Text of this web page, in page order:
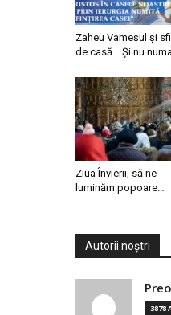
Zaheu Vameșul și
de casă… Și nu
Ziua Învierii, să ne
luminăm popoare…
Autorii noștri
3878